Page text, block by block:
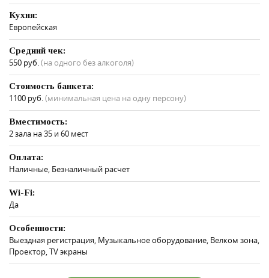
Кухня:
Европейская
Средний чек:
550 руб.(на одного без алкоголя)
Стоимость банкета:
1100 руб.(минимальная цена на одну персону)
Вместимость:
2 зала на 35 и 60 мест
Оплата:
Наличные, Безналичный расчет
Wi-Fi:
Да
Особенности:
Выездная регистрация, Музыкальное оборудование, Велком зона,
Проектор, TV экраны